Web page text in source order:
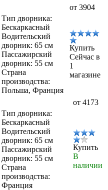
от 3904
Тип дворника:
Бескаркасный
Водительский
дворник: 65 см
Пассажирский
дворник: 55 см
Страна
производства:
Польша, Франция
Купить
Сейчас в
1
магазине
от 4173
Тип дворника:
Бескаркасный
Водительский
дворник: 65 см
Пассажирский
дворник: 55 см
Страна
производства:
Франция
Купить
В
наличии